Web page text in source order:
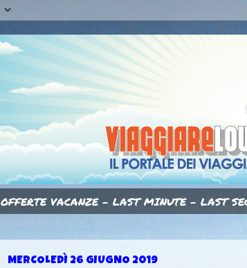
OFFERTE VACANZE - LAST MINUTE - LAST
MERCOLEDÌ 26 GIUGNO 2019